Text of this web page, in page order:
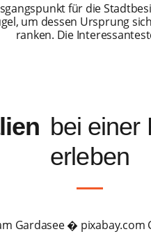
für die
um dessen Ursprung
ranken. Die
bei einer
erleben